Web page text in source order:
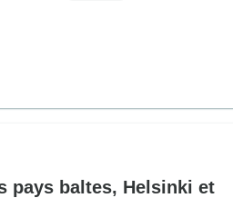
pays baltes, Helsinki et